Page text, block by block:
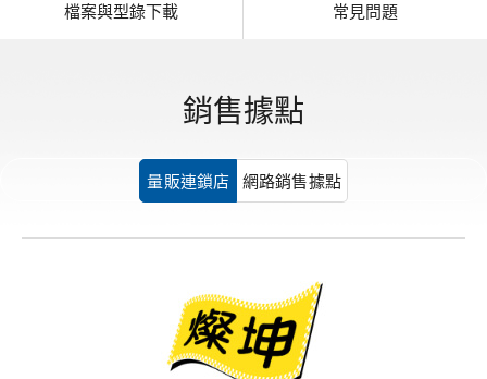
檔案與型錄下載 常見問題
銷售據點
量販連鎖店 網路銷售據點